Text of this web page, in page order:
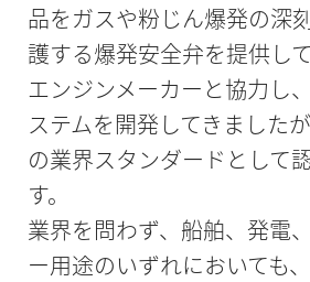
品をガスや粉じん爆発の深
護する爆発安全弁を提供し
エンジンメーカーと協力し
ステムを開発してきました
の業界スタンダードとして
す。
業界を問わず、船舶、発電
ー用途のいずれにおいても